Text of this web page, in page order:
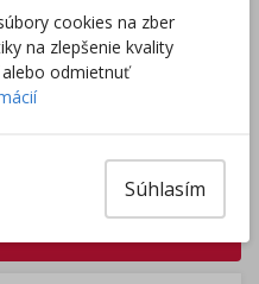
cookies na zber
na zlepšenie kvality
odmietnuť
Súhlasím